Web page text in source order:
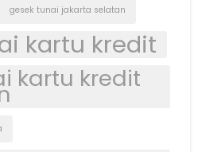
gesek tunai jakarta selatan
kartu kredit
kartu kredit